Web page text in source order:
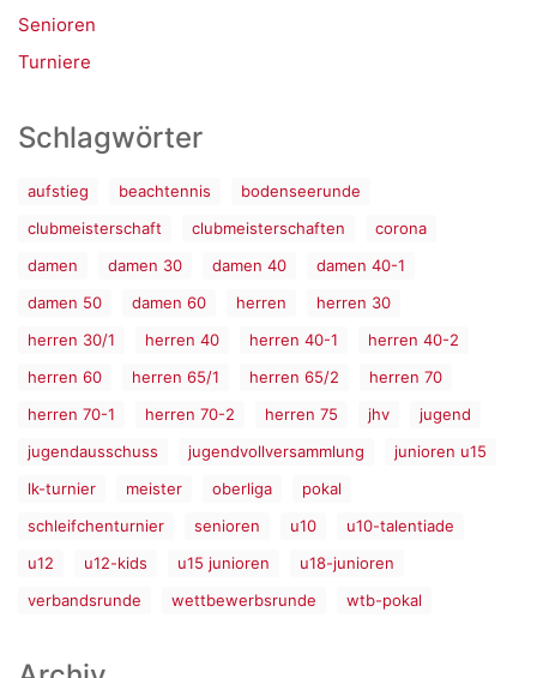
Senioren
Turniere
Schlagwörter
aufstieg beachtennis
bodenseerunde
clubmeisterschaft
clubmeisterschaften
corona
damen
damen 30 damen 40
damen 40-1
damen 50
damen 60 herren
herren 30
herren 30/1
herren 40 herren 40-1
herren 40-2
herren 60
herren 65/1 herren 65/2
herren 70
herren 70-1
herren 70-2 herren 75 jhv
jugend
jugendausschuss
jugendvollversammlung
junioren u15
lk-turnier
meister oberliga
pokal
schleifchenturnier
senioren u10
u10-talentiade
u12
u12-kids u15 junioren
u18-junioren
verbandsrunde
wettbewerbsrunde wtb-pokal